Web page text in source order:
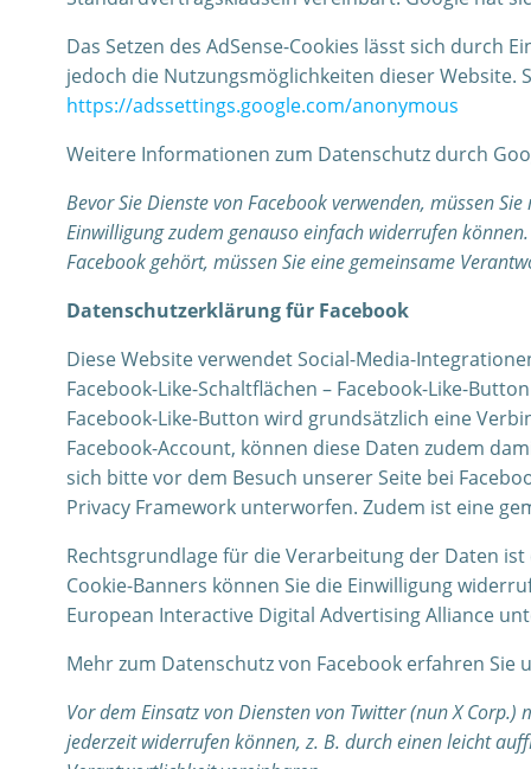
Das Setzen des AdSense-Cookies lässt sich durch
jedoch die Nutzungsmöglichkeiten dieser
https://adssettings.google.com/anonymous
Weitere Informationen zum Datenschutz durch
Bevor Sie Dienste von Facebook verwenden, müssen
Einwilligung zudem genauso einfach widerrufen
Facebook gehört, müssen Sie eine gemeinsame
Datenschutzerklärung für Facebook
Diese Website verwendet Social-Media-
Facebook-Like-Schaltflächen – Facebook-Like-
Facebook-Like-Button wird grundsätzlich eine
Facebook-Account, können diese Daten zudem
sich bitte vor dem Besuch unserer Seite bei
Privacy Framework unterworfen. Zudem ist eine
Rechtsgrundlage für die Verarbeitung der Daten
Cookie-Banners können Sie die Einwilligung
European Interactive Digital Advertising Alliance
Mehr zum Datenschutz von Facebook erfahren Sie
Vor dem Einsatz von Diensten von Twitter (nun X
jederzeit widerrufen können, z. B. durch einen leicht